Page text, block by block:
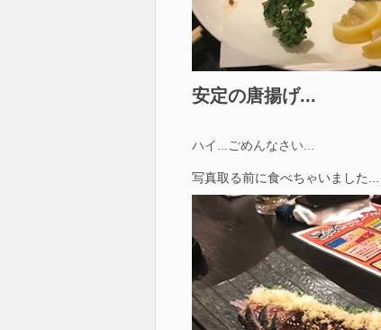
安定の唐揚げ...
ハイ...ごめんなさい...
写真取る前に食べちゃいました...